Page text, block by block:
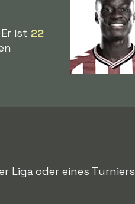
ist 22
Liga oder eines Turniers